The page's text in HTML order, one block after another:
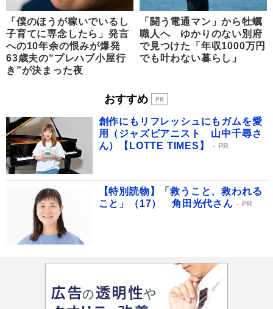
「僕のほうが稼いでいるし
子育てに専念したら」発言
への10年余の恨みが爆発
63歳夫の“プレハブ小屋行
き”が決まった夜
「闘う電通マン」から牡蠣
職人へ ゆかりのない別府
で見つけた「年収1000万円
でも叶わない暮らし」
おすすめ
創作にもリフレッシュにもガムを愛
用（ジャズピアニスト 山中千尋さ
ん）【LOTTE TIMES】
PR
【特別読物】「救うこと、救われる
こと」（17） 角田光代さん
PR